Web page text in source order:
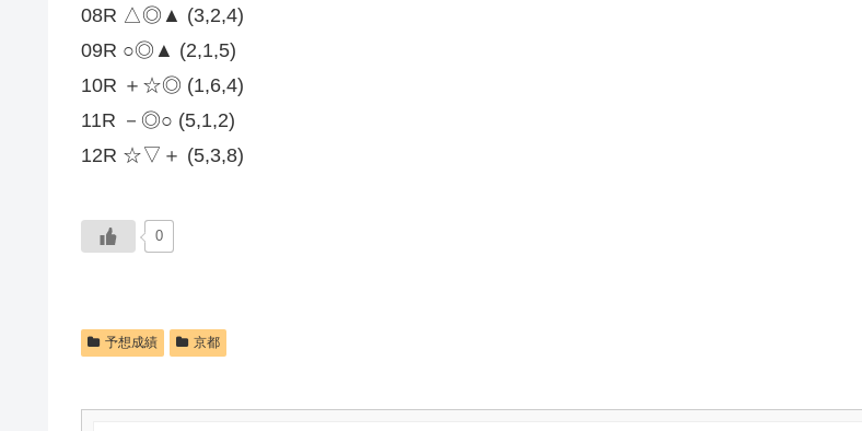
08R △◎▲ (3,2,4)
09R ○◎▲ (2,1,5)
10R ＋☆◎ (1,6,4)
11R －◎○ (5,1,2)
12R ☆▽＋ (5,3,8)
0
予想成績 京都